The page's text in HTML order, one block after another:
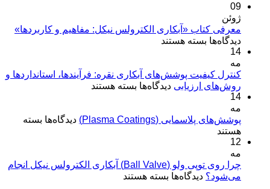
09
ژوئن
معرفی کتاب «آبکاری الکترولس نیکل: مفاهیم و کاربردها»
دیدگاه‌ها برای
«آبکاری
الکترولس
و
بسته هستند
14
مه
کنترل کیفیت پوشش‌های آبکاری نقره: فرآیندها، استانداردها و
روش‌های ارزیابی دیدگاه‌ها برای
پوشش‌های
استانداردها
و
بسته هستند
14
مه
پوشش‌های پلاسمایی (Plasma Coatings)
دیدگاه‌ها برای
Coatings)
بسته
هستند
12
مه
چرا روی توپی‌ ولو (Ball Valve) آبکاری الکترولس نیکل انجام
می‌شود؟ دیدگاه‌ها برای
بسته هستند